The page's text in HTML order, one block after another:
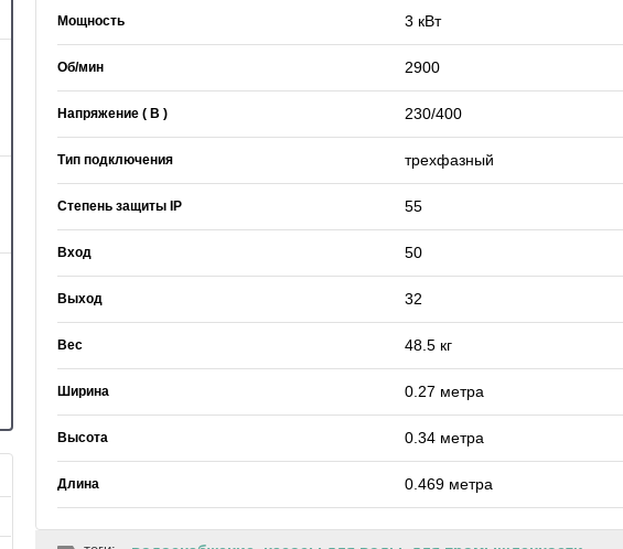
Мощность 3 кВт
Об/мин 2900
Напряжение ( В ) 230/400
Тип подключения трехфазный
Степень защиты IP 55
Вход 50
Выход 32
Вес 48.5 кг
Ширина 0.27 метра
Высота 0.34 метра
Длина 0.469 метра